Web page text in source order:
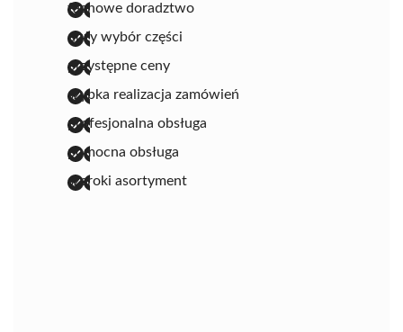
fachowe doradztwo
duży wybór części
przystępne ceny
szybka realizacja zamówień
profesjonalna obsługa
pomocna obsługa
szeroki asortyment